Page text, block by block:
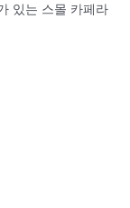
있는 스몰 카페라